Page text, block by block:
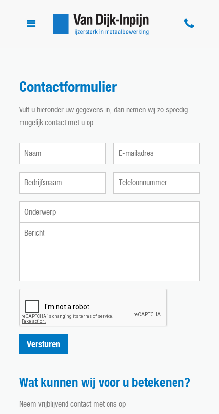
Toggle
Contactformulier
Vult u hieronder uw gegevens in, dan nemen wij zo spoedig
mogelijk contact met u op.
Versturen
Wat kunnen wij voor u betekenen?
Neem vrijblijvend contact met ons op